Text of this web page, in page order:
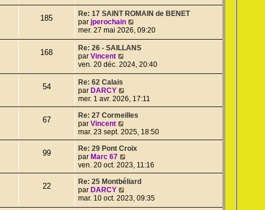
d
e
n
m
g
i
r
l
e
e
n
m
e
s
s
a
g
185
Re: 17 SAINT ROMAIN de BENET
par jperochain
o
i
r
e
n
e
m
e
s
a
g
e
mer. 27 mai 2026, 09:20
168
Re: 26 - SAILLANS
par Vincent
o
i
e
d
e
n
i
e
r
m
e
s
a
ven. 20 déc. 2024, 20:40
54
Re: 62 Calais
par DARCY
o
i
r
e
d
e
r
n
i
e
m
e
mer. 1 avr. 2026, 17:11
67
Re: 27 Cormeilles
par Vincent
o
i
r
l
e
d
e
n
i
mar. 23 sept. 2025, 18:50
99
Re: 29 Pont Croix
par Marc 67
o
i
r
e
d
ven. 20 oct. 2023, 11:16
22
Re: 25 Montbéliard
par DARCY
o
i
mar. 10 oct. 2023, 09:35